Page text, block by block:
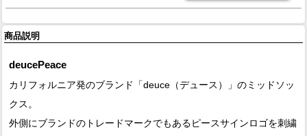
商品説明
deucePeace
カリフォルニア発のブランド「deuce（デュース）」のミッドソッ
クス。
外側にブランドのトレードマークでもあるピースサインロゴを刺繍